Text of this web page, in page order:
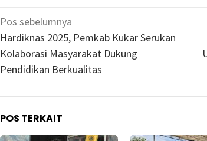
Navigasi
pos
Pos sebelumnya
Hardiknas 2025, Pemkab Kukar Serukan
Kolaborasi Masyarakat Dukung
Pendidikan Berkualitas
POS TERKAIT